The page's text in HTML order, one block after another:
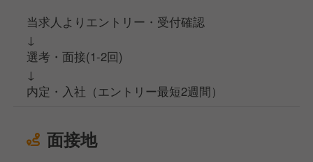
当求人よりエントリー・受付確認
↓
選考・面接(1-2回)
↓
内定・入社（エントリー最短2週間）
面接地